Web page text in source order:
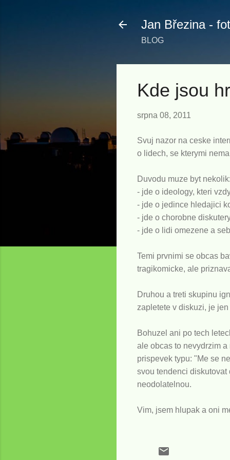
Jan Březina -
BLOG
Kde jsou
srpna 08, 2011
Svuj nazor na ceske
o lidech, se kterymi
Duvodu muze byt nekolik:
- jde o ideology, kteri
- jde o jedince hledajici
- jde o chorobne
- jde o lidi omezene a
Temi prvnimi se obcas
tragikomicke, ale
Druhou a treti skupinu
zapletete v diskuzi, je
Bohuzel ani po tech
ale obcas to nevydrzim
prispevek typu: "Me se
svou tendenci
neodolatelnou.
Vim, jsem hlupak a oni